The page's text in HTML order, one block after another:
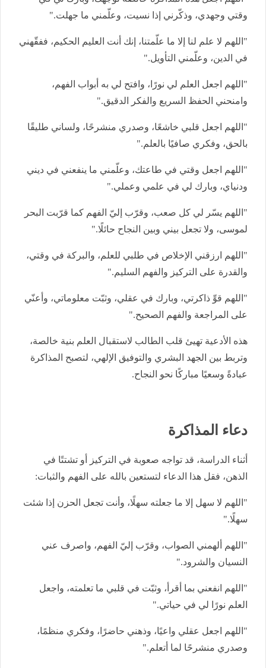
وقتي وجهدي، وذكّرني إذا نسيت، وعلّمني ما جهلت."
"اللهم لا علم لنا إلا ما علّمتنا، إنك أنت العليم الحكيم، ففقّهني
في الدين، وعلّمني التأويل."
"اللهم اجعل العلم لي نورًا، وافتح لي به أبواب الفهم،
وامنحني الحفظ السريع والفكر الدقيق."
"اللهم اجعل قلبي خاشعًا، وصدري منشرحًا، ولساني طليقًا
بالحق، وفكري صافيًا بالعلم."
"اللهم اجعل وقتي في طاعتك، وعلّمني ما ينفعني في ديني
ودنياي، وبارك لي في علمي وعملي."
"اللهم يسّر لي كل صعب، وقرّب إليّ الفهم كما قرّبت البحر
لموسى، ولا تجعل بيني وبين النجاح حائلًا."
"اللهم ارزقني الإخلاص في طلبي للعلم، والبركة في وقتي،
والقدرة على التركيز والفهم السليم."
"اللهم قوِّ ذاكرتي، وبارك في عقلي، وثبّت معلوماتي، وأعنّي
على المراجعة والفهم الصحيح."
هذه الأدعية تهيئ قلب الطالب لاستقبال العلم بنية خالصة،
وتربط بين الجهد البشري والتوفيق الإلهي، لتصبح المذاكرة
عبادةً وسعيًا مباركًا نحو النجاح.
دعاء المذاكرة
أثناء الدراسة، قد تواجه صعوبة في التركيز أو تشتتًا في
الذهن، فقل هذا الدعاء لتستعين بالله على الفهم والثبات:
"اللهم لا سهل إلا ما جعلته سهلًا، وأنت تجعل الحزن إذا شئت
سهلًا."
"اللهم ألهمني الصواب، وقرّب إليّ الفهم، واصرف عني
النسيان والشرود."
"اللهم انفعني بما أقرأ، وثبّت في قلبي ما تعلمته، واجعل
العلم نورًا لي في حياتي."
"اللهم اجعل عقلي واعيًا، وذهني حاضرًا، وفكري منظمًا،
وصدري منشرحًا لما أتعلم."